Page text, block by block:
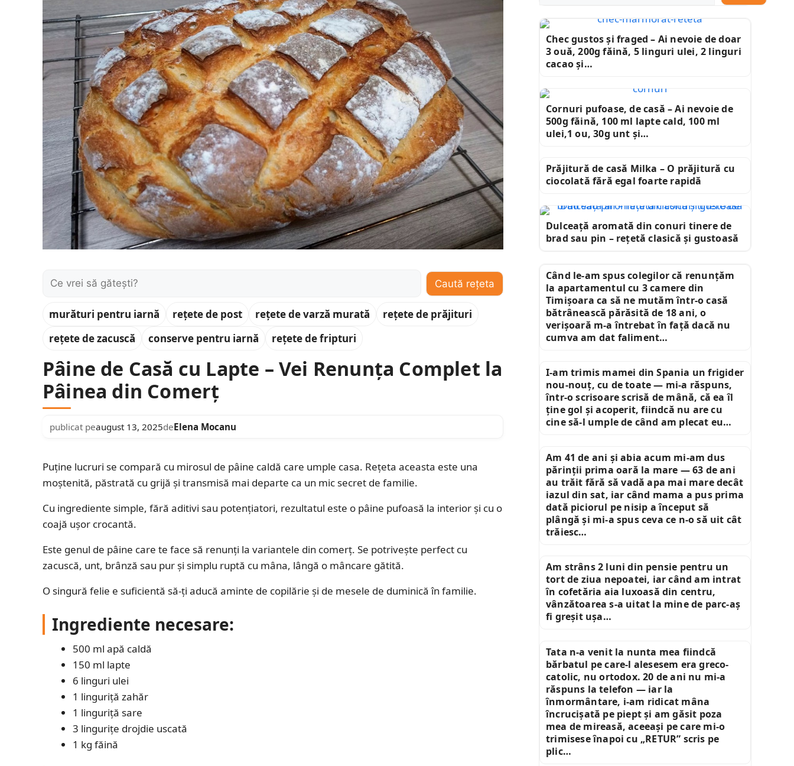
Caută: Caută rețeta
murături pentru iarnă rețete de post rețete de varză murată
rețete de prăjituri
rețete de zacuscă
conserve pentru iarnă rețete de fripturi
Pâine de Casă cu Lapte – Vei Renunța Complet la
Pâinea din Comerț
publicat peaugust 13, 2025deElena Mocanu
Puține lucruri se compară cu mirosul de pâine caldă care umple casa. Rețeta aceasta este una
moștenită, păstrată cu grijă și transmisă mai departe ca un mic secret de familie.
Cu ingrediente simple, fără aditivi sau potențiatori, rezultatul este o pâine pufoasă la interior și cu o
coajă ușor crocantă.
Este genul de pâine care te face să renunți la variantele din comerț. Se potrivește perfect cu
zacuscă, unt, brânză sau pur și simplu ruptă cu mâna, lângă o mâncare gătită.
O singură felie e suficientă să-ți aducă aminte de copilărie și de mesele de duminică în familie.
Ingrediente necesare:
500 ml apă caldă
150 ml lapte
6 linguri ulei
1 linguriță zahăr
1 linguriță sare
3 lingurițe drojdie uscată
1 kg făină
Chec gustos și fraged – Ai nevoie de doar
3 ouă, 200g făină, 5 linguri ulei, 2 linguri
cacao și…
Cornuri pufoase, de casă – Ai nevoie de
500g făină, 100 ml lapte cald, 100 ml
ulei,1 ou, 30g unt și…
Prăjitură de casă Milka – O prăjitură cu
ciocolată fără egal foarte rapidă
Dulceață aromată din conuri tinere de
brad sau pin – rețetă clasică și gustoasă
Când le-am spus colegilor că renunțăm
la apartamentul cu 3 camere din
Timișoara ca să ne mutăm într-o casă
bătrânească părăsită de 18 ani, o
verișoară m-a întrebat în față dacă nu
cumva am dat faliment…
I-am trimis mamei din Spania un frigider
nou-nouț, cu de toate — mi-a răspuns,
într-o scrisoare scrisă de mână, că ea îl
ține gol și acoperit, fiindcă nu are cu
cine să-l umple de când am plecat eu…
Am 41 de ani și abia acum mi-am dus
părinții prima oară la mare — 63 de ani
au trăit fără să vadă apa mai mare decât
iazul din sat, iar când mama a pus prima
dată piciorul pe nisip a început să
plângă și mi-a spus ceva ce n-o să uit cât
trăiesc…
Am strâns 2 luni din pensie pentru un
tort de ziua nepoatei, iar când am intrat
în cofetăria aia luxoasă din centru,
vânzătoarea s-a uitat la mine de parc-aș
fi greșit ușa…
Tata n-a venit la nunta mea fiindcă
bărbatul pe care-l alesesem era greco-
catolic, nu ortodox. 20 de ani nu mi-a
răspuns la telefon — iar la
înmormântare, i-am ridicat mâna
încrucișată pe piept și am găsit poza
mea de mireasă, aceeași pe care mi-o
trimisese înapoi cu „RETUR” scris pe
plic…